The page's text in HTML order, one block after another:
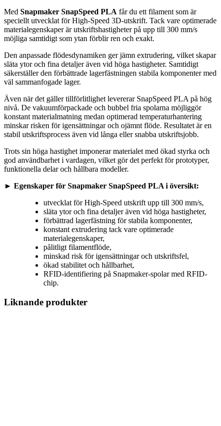
Med Snapmaker SnapSpeed PLA får du ett filament som är
speciellt utvecklat för High-Speed 3D-utskrift. Tack vare optimerade
materialegenskaper är utskriftshastigheter på upp till 300 mm/s
möjliga samtidigt som ytan förblir ren och exakt.
Den anpassade flödesdynamiken ger jämn extrudering, vilket skapar
släta ytor och fina detaljer även vid höga hastigheter. Samtidigt
säkerställer den förbättrade lagerfästningen stabila komponenter med
väl sammanfogade lager.
Även när det gäller tillförlitlighet levererar SnapSpeed PLA på hög
nivå. De vakuumförpackade och bubbel fria spolarna möjliggör
konstant materialmatning medan optimerad temperaturhantering
minskar risken för igensättningar och ojämnt flöde. Resultatet är en
stabil utskriftsprocess även vid långa eller snabba utskriftsjobb.
Trots sin höga hastighet imponerar materialet med ökad styrka och
god användbarhet i vardagen, vilket gör det perfekt för prototyper,
funktionella delar och hållbara modeller.
► Egenskaper för Snapmaker SnapSpeed PLA i översikt:
utvecklat för High-Speed utskrift upp till 300 mm/s,
släta ytor och fina detaljer även vid höga hastigheter,
förbättrad lagerfästning för stabila komponenter,
konstant extrudering tack vare optimerade
materialegenskaper,
pålitligt filamentflöde,
minskad risk för igensättningar och utskriftsfel,
ökad stabilitet och hållbarhet,
RFID-identifiering på Snapmaker-spolar med RFID-
chip.
Liknande produkter